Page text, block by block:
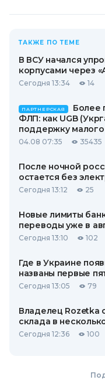
ТАКЖЕ ПО ТЕМЕ
В ВСУ начался
корпусами через
Сегодня 13:34 14
ПАРТНЕРСКАЯ
Более
ФЛП: как UGB
поддержку
04.08 07:35 35435
После ночной
остается без
Сегодня 13:12 25
Новые лимиты
переводы уже в
Сегодня 13:10 102
Где в Украине
названы первые
Сегодня 13:05 79
Владелец Rozetka
склада в
Сегодня 12:36 100